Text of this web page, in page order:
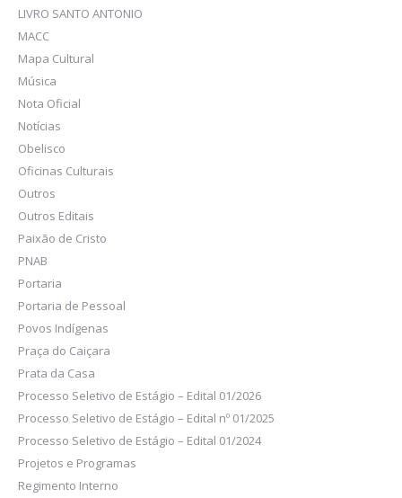
LIVRO SANTO ANTONIO
MACC
Mapa Cultural
Música
Nota Oficial
Notícias
Obelisco
Oficinas Culturais
Outros
Outros Editais
Paixão de Cristo
PNAB
Portaria
Portaria de Pessoal
Povos Indígenas
Praça do Caiçara
Prata da Casa
Processo Seletivo de Estágio – Edital 01/2026
Processo Seletivo de Estágio – Edital nº 01/2025
Processo Seletivo de Estágio – Edital 01/2024
Projetos e Programas
Regimento Interno